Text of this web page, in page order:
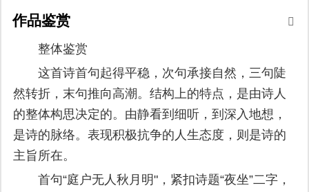
作品鉴赏
整体鉴赏
这首诗首句起得平稳，次句承接自然，三句陡
然转折，末句推向高潮。结构上的特点，是由诗人
的整体构思决定的。由静看到细听，到深入地想，
是诗的脉络。表现积极抗争的人生态度，则是诗的
主旨所在。
首句“庭户无人秋月明"，紧扣诗题“夜坐”二字，